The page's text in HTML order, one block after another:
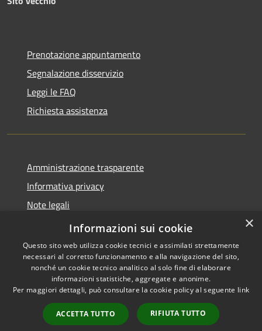
Prenotazione appuntamento
Segnalazione disservizio
Leggi le FAQ
Richiesta assistenza
Amministrazione trasparente
Informativa privacy
Note legali
Dichiarazione di accessibilità
Accessibilità
Copyright © 2026 • Comune di
Cene • Powered by
Municipium•
Accesso
redazione
×
Informazioni sui cookie
Questo sito web utilizza cookie tecnici e assimilati strettamente
necessari al corretto funzionamento e alla navigazione del sito,
nonché un cookie tecnico analitico al solo fine di elaborare
informazioni statistiche, aggregate e anonime.
Per maggiori dettagli, può consultare la cookie policy al seguente link
ACCETTA TUTTO RIFIUTA TUTTO